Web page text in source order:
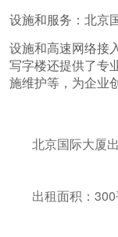
设施和服务：北京
设施和高速网络接
写字楼还提供了专
施维护等，为企业
北京国际大厦
出租面积：